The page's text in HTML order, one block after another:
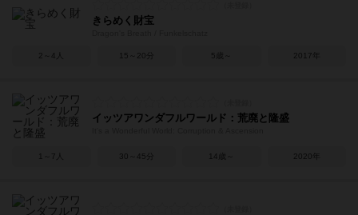
きらめく財宝
2～4人 15～20分 5歳～ 2017年
イッツアワンダフルワールド：荒廃と隆盛
1～7人 30～45分 14歳～ 2020年